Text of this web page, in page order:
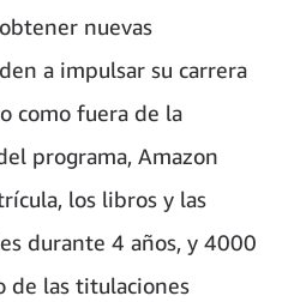
nuevas
a impulsar su carrera
como fuera de la
programa, Amazon
los libros y las
durante 4 años, y 4000
de las titulaciones